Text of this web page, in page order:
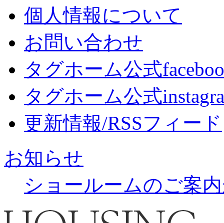
個人情報について
お問い合わせ
タグホーム公式
タグホーム公式
更新情報/RSSフィード
お知らせ
ショールームのご案